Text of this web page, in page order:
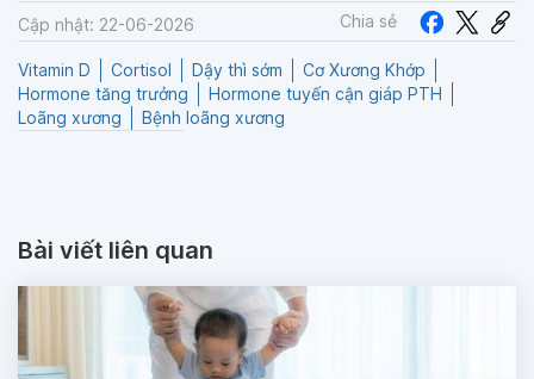
Cập nhật: 22-06-2026 Chia sẻ
Vitamin D Cortisol Dậy thì sớm
Cơ Xương Khớp
Hormone tăng trưởng
Hormone tuyến cận giáp PTH
Loãng xương
Bệnh loãng xương
Bài viết liên quan